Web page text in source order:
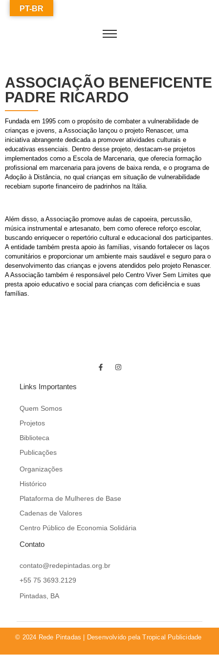
ASSOCIAÇÃO BENEFICENTE
PADRE RICARDO
Fundada em 1995 com o propósito de combater a vulnerabilidade de
crianças e jovens, a Associação lançou o projeto Renascer, uma
iniciativa abrangente dedicada a promover atividades culturais e
educativas essenciais. Dentro desse projeto, destacam-se projetos
implementados como a Escola de Marcenaria, que oferecia formação
profissional em marcenaria para jovens de baixa renda, e o programa de
Adoção à Distância, no qual crianças em situação de vulnerabilidade
recebiam suporte financeiro de padrinhos na Itália.
Além disso, a Associação promove aulas de capoeira, percussão,
música instrumental e artesanato, bem como oferece reforço escolar,
buscando enriquecer o repertório cultural e educacional dos participantes.
A entidade também presta apoio às famílias, visando fortalecer os laços
comunitários e proporcionar um ambiente mais saudável e seguro para o
desenvolvimento das crianças e jovens atendidos pelo projeto Renascer.
A Associação também é responsável pelo Centro Viver Sem Limites que
presta apoio educativo e social para crianças com deficiência e suas
famílias.
Links Importantes
Quem Somos
Projetos
Biblioteca
Publicações
Organizações
Histórico
Plataforma de Mulheres de Base
Cadenas de Valores
Centro Público de Economia Solidária
Contato
contato@redepintadas.org.br
+55 75 3693.2129
Pintadas, BA
© 2024 Rede Pintadas | Desenvolvido pela Tropical Publicidade
PT-BR